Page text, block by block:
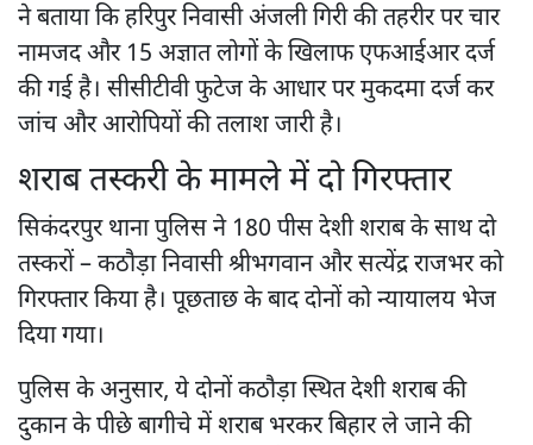
ने बताया कि हरिपुर निवासी अंजली गिरी की तहरीर पर चार
नामजद और 15 अज्ञात लोगों के खिलाफ एफआईआर दर्ज
की गई है। सीसीटीवी फुटेज के आधार पर मुकदमा दर्ज कर
जांच और आरोपियों की तलाश जारी है।
शराब तस्करी के मामले में दो गिरफ्तार
सिकंदरपुर थाना पुलिस ने 180 पीस देशी शराब के साथ दो
तस्करों – कठौड़ा निवासी श्रीभगवान और सत्येंद्र राजभर को
गिरफ्तार किया है। पूछताछ के बाद दोनों को न्यायालय भेज
दिया गया।
पुलिस के अनुसार, ये दोनों कठौड़ा स्थित देशी शराब की
दुकान के पीछे बागीचे में शराब भरकर बिहार ले जाने की